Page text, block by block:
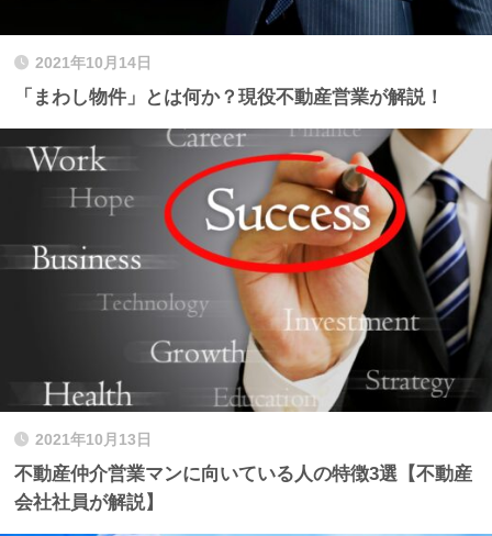
2021年10月14日
「まわし物件」とは何か？現役不動産営業が解説！
2021年10月13日
不動産仲介営業マンに向いている人の特徴3選【不動産
会社社員が解説】